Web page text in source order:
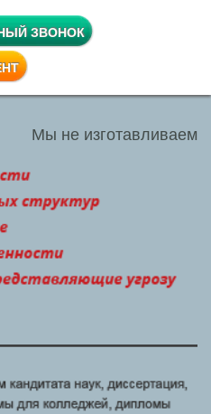
ЗВОНОК
Мы не изготавливаем